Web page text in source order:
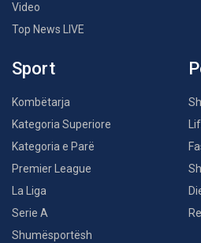
Video
Top News LIVE
Sport
Kombëtarja
Kategoria Superiore
Kategoria e Parë
Premier League
La Liga
Serie A
Shumësportësh